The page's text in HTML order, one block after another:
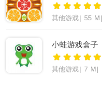
其他游戏 55 M
小蛙游戏盒子
其他游戏 7 M